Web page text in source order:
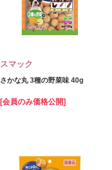
スマック
さかな丸 3種の野菜味 40g
[会員のみ価格公開]